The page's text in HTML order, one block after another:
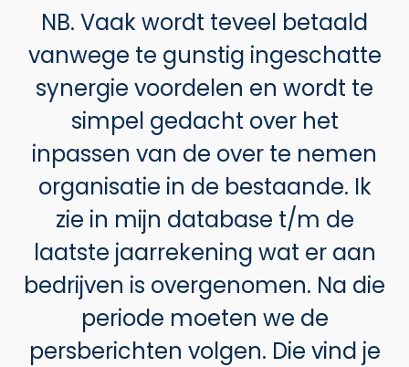
NB. Vaak wordt teveel betaald
vanwege te gunstig ingeschatte
synergie voordelen en wordt te
simpel gedacht over het
inpassen van de over te nemen
organisatie in de bestaande. Ik
zie in mijn database t/m de
laatste jaarrekening wat er aan
bedrijven is overgenomen. Na die
periode moeten we de
persberichten volgen. Die vind je